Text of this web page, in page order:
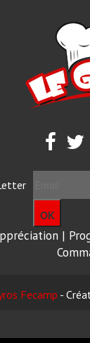
OK
|
Fecamp -